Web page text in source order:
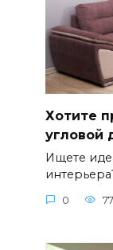
Хотите
угловой
Ищете
0